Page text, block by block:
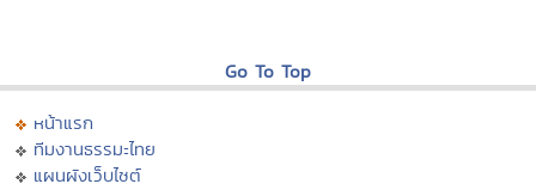
Go To Top
หน้าแรก
ทีมงานธรรมะไทย
แผนผังเว็บไซต์